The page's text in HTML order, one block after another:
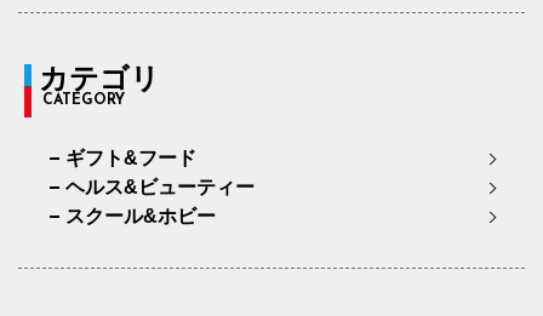
カテゴリ
CATEGORY
ギフト&フード
ヘルス&ビューティー
スクール&ホビー